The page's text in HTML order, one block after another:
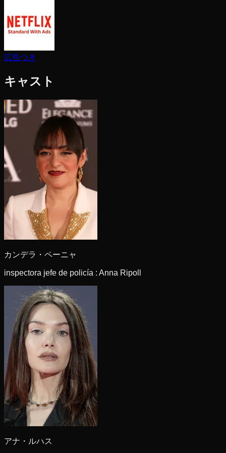
広告つき
キャスト
カンデラ・ペーニャ
inspectora jefe de policía : Anna Ripoll
アナ・ルハス